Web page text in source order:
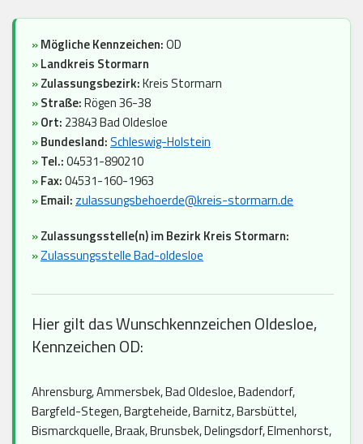
»Mögliche Kennzeichen:OD
»Landkreis Stormarn
»Zulassungsbezirk:Kreis Stormarn
»Straße:Rögen 36-38
»Ort: 23843 Bad Oldesloe
»Bundesland:Schleswig-Holstein
»Tel.:04531-890210
»Fax:04531-160-1963
»Email: zulassungsbehoerde@kreis-stormarn.de
»Zulassungsstelle(n) im Bezirk Kreis Stormarn:
»Zulassungsstelle Bad-oldesloe
Hier gilt das Wunschkennzeichen Oldesloe,
Kennzeichen OD:
Ahrensburg, Ammersbek, Bad Oldesloe, Badendorf,
Bargfeld-Stegen, Bargteheide, Barnitz, Barsbüttel,
Bismarckquelle, Braak, Brunsbek, Delingsdorf, Elmenhorst,